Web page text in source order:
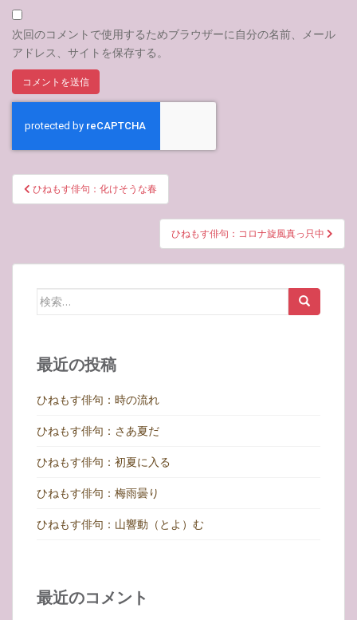
次回のコメントで使用するためブラウザーに自分の名前、メール
アドレス、サイトを保存する。
投
稿
ゲ
ひねもす俳句：化けそうな春
ひねもす俳句：コロナ旋風真っ只中
検
最近の投稿
ひねもす俳句：時の流れ
ひねもす俳句：さあ夏だ
ひねもす俳句：初夏に入る
ひねもす俳句：梅雨曇り
ひねもす俳句：山響動（とよ）む
最近のコメント